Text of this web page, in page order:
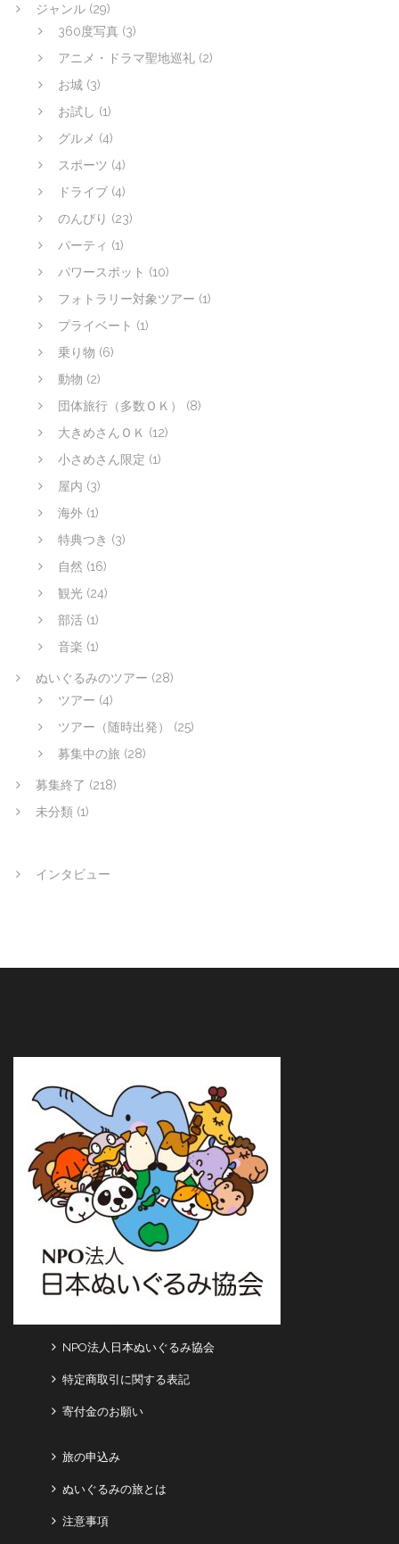
ジャンル (29)
360度写真 (3)
アニメ・ドラマ聖地巡礼 (2)
お城 (3)
お試し (1)
グルメ (4)
スポーツ (4)
ドライブ (4)
のんびり (23)
パーティ (1)
パワースポット (10)
フォトラリー対象ツアー (1)
プライベート (1)
乗り物 (6)
動物 (2)
団体旅行（多数ＯＫ）
(8)
大きめさんＯＫ (12)
小さめさん限定 (1)
屋内 (3)
海外 (1)
特典つき (3)
自然 (16)
観光 (24)
部活 (1)
音楽 (1)
ぬいぐるみのツアー (28)
ツアー (4)
ツアー（随時出発）
(25)
募集中の旅 (28)
募集終了 (218)
未分類 (1)
インタビュー
NPO法人日本ぬいぐるみ協会
特定商取引に関する表記
寄付金のお願い
旅の申込み
ぬいぐるみの旅とは
注意事項